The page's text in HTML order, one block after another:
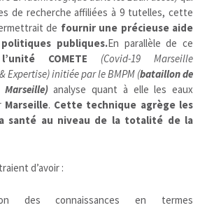
de recherche affiliées à 9 tutelles, cette
de fournir une précieuse aide
publiques.En parallèle de ce
l’unité COMETE
(Covid-19 Marseille
Expertise) initiée par le BMPM (bataillon de
analyse quant à elle les eaux
Marseille. Cette technique agrège les
santé au niveau de la totalité de la
d’avoir :
des connaissances en termes